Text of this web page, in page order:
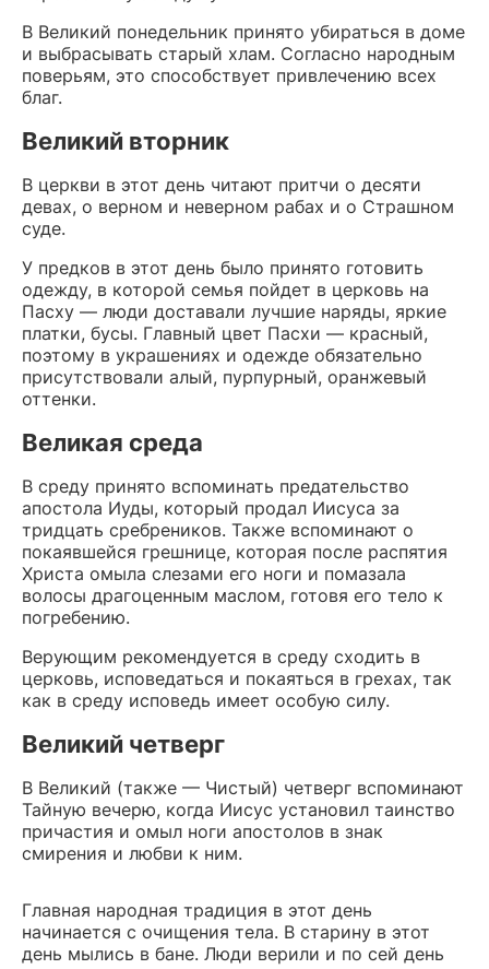
В Великий понедельник принято убираться в доме
и выбрасывать старый хлам. Согласно народным
поверьям, это способствует привлечению всех
благ.
Великий вторник
В церкви в этот день читают притчи о десяти
девах, о верном и неверном рабах и о Страшном
суде.
У предков в этот день было принято готовить
одежду, в которой семья пойдет в церковь на
Пасху — люди доставали лучшие наряды, яркие
платки, бусы. Главный цвет Пасхи — красный,
поэтому в украшениях и одежде обязательно
присутствовали алый, пурпурный, оранжевый
оттенки.
Великая среда
В среду принято вспоминать предательство
апостола Иуды, который продал Иисуса за
тридцать сребреников. Также вспоминают о
покаявшейся грешнице, которая после распятия
Христа омыла слезами его ноги и помазала
волосы драгоценным маслом, готовя его тело к
погребению.
Верующим рекомендуется в среду сходить в
церковь, исповедаться и покаяться в грехах, так
как в среду исповедь имеет особую силу.
Великий четверг
В Великий (также — Чистый) четверг вспоминают
Тайную вечерю, когда Иисус установил таинство
причастия и омыл ноги апостолов в знак
смирения и любви к ним.
Главная народная традиция в этот день
начинается с очищения тела. В старину в этот
день мылись в бане. Люди верили и по сей день